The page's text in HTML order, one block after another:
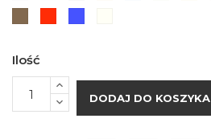
Ilość
DODAJ DO KOSZYKA